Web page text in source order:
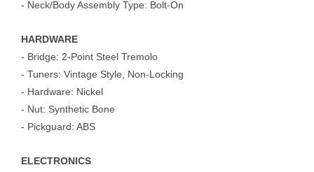
- Neck/Body Assembly Type: Bolt-On
HARDWARE
- Bridge: 2-Point Steel Tremolo
- Tuners: Vintage Style, Non-Locking
- Hardware: Nickel
- Nut: Synthetic Bone
- Pickguard: ABS
ELECTRONICS